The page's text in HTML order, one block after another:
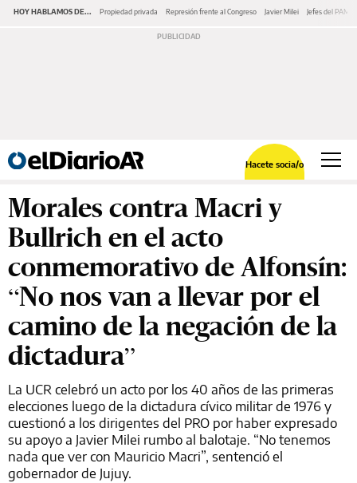
HOY HABLAMOS DE... Propiedad privada Represión frente al Congreso Javier Milei Jefes del PAMI
Hacete socia/o
Morales contra Macri y
Bullrich en el acto
conmemorativo de Alfonsín:
“No nos van a llevar por el
camino de la negación de la
dictadura”
La UCR celebró un acto por los 40 años de las primeras
elecciones luego de la dictadura cívico militar de 1976 y
cuestionó a los dirigentes del PRO por haber expresado
su apoyo a Javier Milei rumbo al balotaje. “No tenemos
nada que ver con Mauricio Macri”, sentenció el
gobernador de Jujuy.